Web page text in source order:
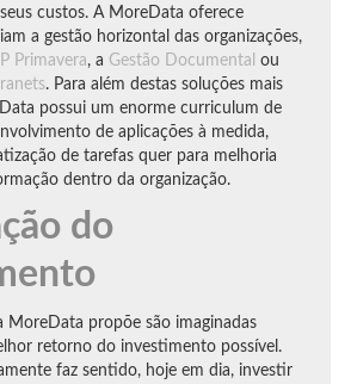
custos. A MoreData oferece
a gestão horizontal das organizações,
Primavera, a Gestão Documental ou
. Para além destas soluções mais
possui um enorme curriculum de
de aplicações à medida,
de tarefas quer para melhoria
dentro da organização.
do
MoreData propõe são imaginadas
retorno do investimento possível.
faz sentido, hoje em dia, investir